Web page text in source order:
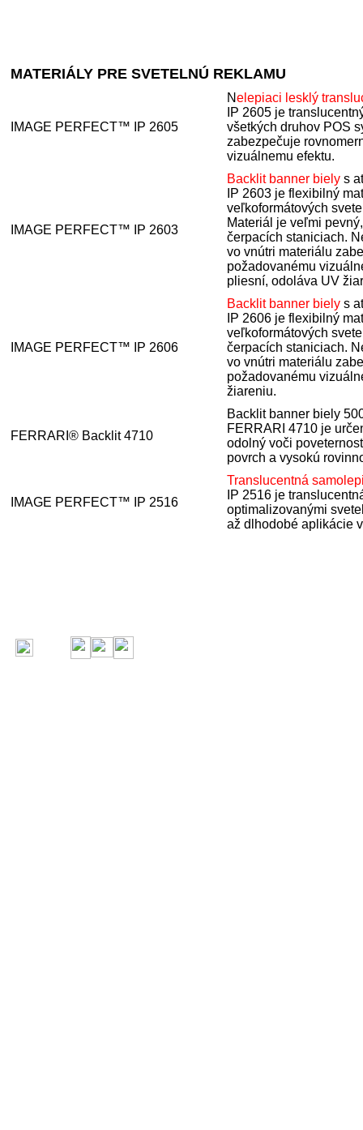
MATERIÁLY PRE SVETELNÚ REKLAMU
IMAGE PERFECT™ IP 2605
Nelepiaci lesklý
IP 2605 je
všetkých druhov POS
zabezpečuje
vizuálnemu efektu.
IMAGE PERFECT™ IP 2603
Backlit banner biely s
IP 2603 je flexibilný
veľkoformátových
Materiál je veľmi
čerpacích staniciach.
vo vnútri materiálu
požadovanému
pliesní, odoláva UV
IMAGE PERFECT™ IP 2606
Backlit banner biely s
IP 2606 je flexibilný
veľkoformátových
čerpacích staniciach.
vo vnútri materiálu
požadovanému
žiareniu.
FERRARI® Backlit 4710
Backlit banner biely
FERRARI 4710 je
odolný voči
povrch a vysokú
IMAGE PERFECT™ IP 2516
Translucentná
IP 2516 je
optimalizovanými
až dlhodobé aplikácie